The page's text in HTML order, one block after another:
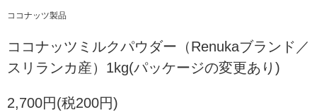
ココナッツ製品
ココナッツミルクパウダー（Renukaブランド／
スリランカ産）1kg(パッケージの変更あり)
2,700円(税200円)